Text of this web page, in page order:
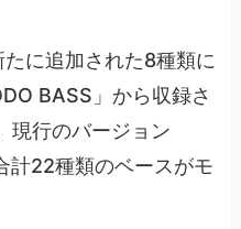
に追加された8種類に
BASS」から収録さ
現行のバージョン
計22種類のベースがモ